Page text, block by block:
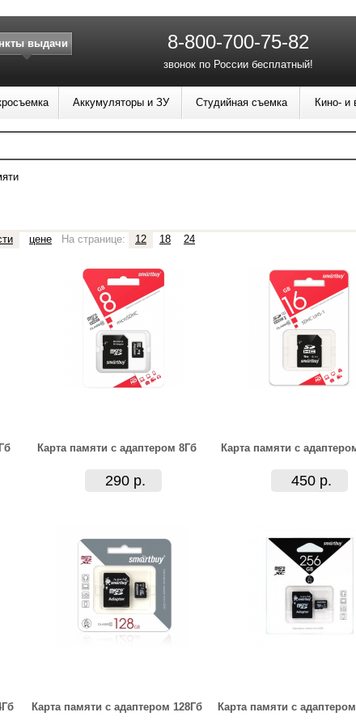
цене На странице: 12 18 24
Карта памяти с адаптером 8Гб
290 р.
Карта памяти с
450 р.
Карта памяти с адаптером 128Гб Карта памяти с
выдачи 8-800-700-75-82
звонок по России бесплатный!
Аккумуляторы и ЗУ Студийная съемка Кино- и